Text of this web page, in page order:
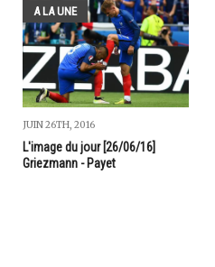
A LA UNE
JUIN 26TH, 2016
L'image du jour [26/06/16]
Griezmann - Payet